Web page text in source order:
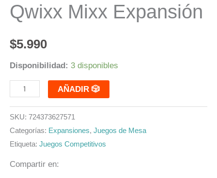
Qwixx Mixx Expansión
$5.990
Disponibilidad: 3 disponibles
AÑADIR 🎲
SKU: 724373627571
Categorías: Expansiones, Juegos de Mesa
Etiqueta: Juegos Competitivos
Compartir en: